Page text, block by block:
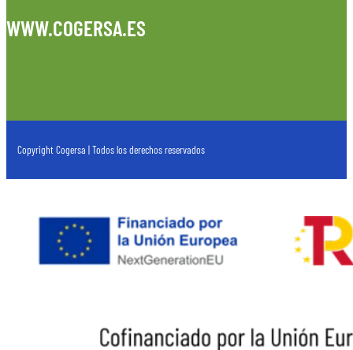
WWW.COGERSA.ES
Copyright Cogersa | Todos los derechos reservados